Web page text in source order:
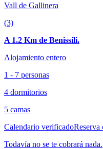
Vall de Gallinera
(3)
A 1.2 Km de Benissili.
Alojamiento entero
1 - 7 personas
4 dormitorios
5 camas
Calendario verificadoReserva
Todavía no se te cobrará nada.